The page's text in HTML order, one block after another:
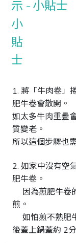
小貼士
1. 將「牛肉卷」
肥牛卷會散開。
如太多牛肉重疊
質變老。
所以這個步驟也
2. 如家中沒有空
肥牛卷。
煎。
後蓋上鍋蓋約 2